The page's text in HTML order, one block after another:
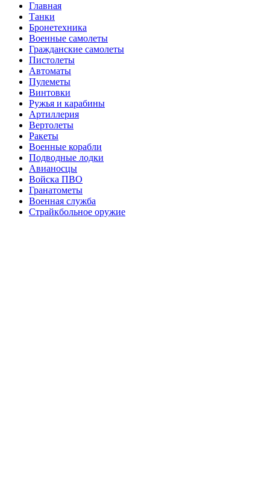
Главная
Танки
Бронетехника
Военные самолеты
Гражданские самолеты
Пистолеты
Автоматы
Пулеметы
Винтовки
Ружья и карабины
Артиллерия
Вертолеты
Ракеты
Военные корабли
Подводные лодки
Авианосцы
Войска ПВО
Гранатометы
Военная служба
Страйкбольное оружие